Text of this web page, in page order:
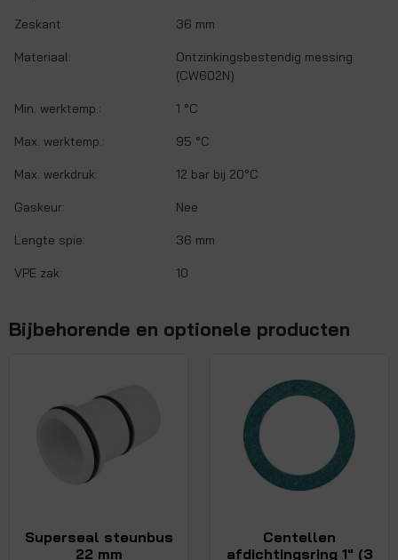
Zeskant: 36 mm
Materiaal:
Ontzinkingsbestendig messing
(CW602N)
Min. werktemp.: 1 °C
Max. werktemp.: 95 °C
Max. werkdruk: 12 bar bij 20°C
Gaskeur: Nee
Lengte spie: 36 mm
VPE zak: 10
Bijbehorende en optionele producten
Superseal steunbus
22 mm
Centellen
afdichtingsring 1" (3